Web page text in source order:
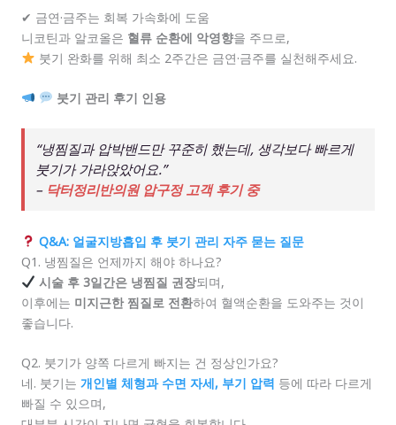
✔ 금연·금주는 회복 가속화에 도움
니코틴과 알코올은 혈류 순환에 악영향을 주므로,
붓기 완화를 위해 최소 2주간은 금연·금주를 실천해주세요.
붓기 관리 후기 인용
“냉찜질과 압박밴드만 꾸준히 했는데, 생각보다 빠르게
붓기가 가라앉았어요.”
– 닥터정리반의원 압구정 고객 후기 중
Q&A: 얼굴지방흡입 후 붓기 관리 자주 묻는 질문
Q1. 냉찜질은 언제까지 해야 하나요?
시술 후 3일간은 냉찜질 권장되며,
이후에는 미지근한 찜질로 전환하여 혈액순환을 도와주는 것이
좋습니다.
Q2. 붓기가 양쪽 다르게 빠지는 건 정상인가요?
네. 붓기는 개인별 체형과 수면 자세, 부기 압력 등에 따라 다르게
빠질 수 있으며,